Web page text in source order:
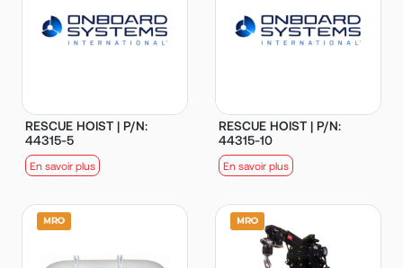
RESCUE HOIST | P/N:
44315-5
En savoir plus
RESCUE HOIST | P/N:
44315-10
En savoir plus